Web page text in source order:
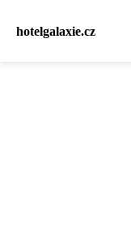
hotelgalaxie.cz